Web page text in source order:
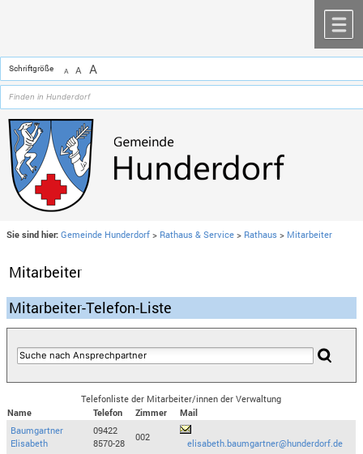
Schriftgröße A A A
Sie sind hier: Gemeinde Hunderdorf > Rathaus & Service > Rathaus > Mitarbeiter
Mitarbeiter
Mitarbeiter-Telefon-Liste
Telefonliste der Mitarbeiter/innen der Verwaltung
Name
Telefon Zimmer
Mail
Baumgartner
Elisabeth
09422
8570-28
002
elisabeth.baumgartner@hunderdorf.de